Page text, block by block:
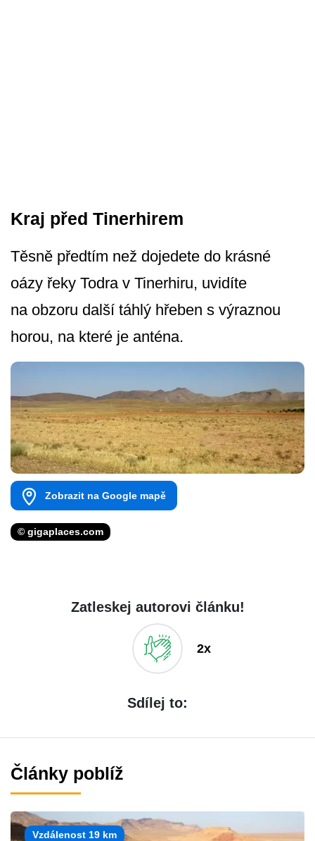
Kraj před Tinerhirem
Těsně předtím než dojedete do krásné
oázy řeky Todra v Tinerhiru, uvidíte
na obzoru další táhlý hřeben s výraznou
horou, na které je anténa.
Zobrazit na Google mapě
© gigaplaces.com
Zatleskej autorovi článku!
2x
Sdílej to:
Články poblíž
Vzdálenost 19 km